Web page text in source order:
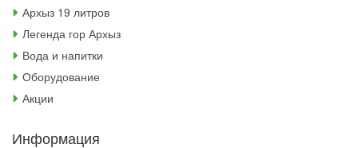
Архыз 19 литров
Легенда гор Архыз
Вода и напитки
Оборудование
Акции
Информация